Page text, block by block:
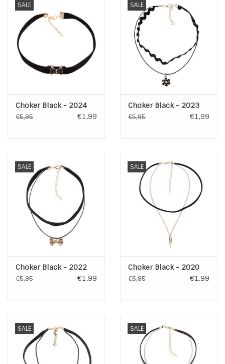
SALE
Choker Black - 2024
€5,95 €1,99
SALE
Choker Black - 2023
€5,95 €1,99
SALE
Choker Black - 2022
€5,95 €1,99
SALE
Choker Black - 2020
€5,95 €1,99
SALE SALE